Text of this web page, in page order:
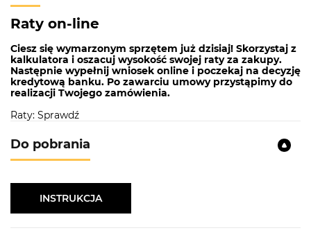
Raty on-line
Ciesz się wymarzonym sprzętem już dzisiaj! Skorzystaj z
kalkulatora i oszacuj wysokość swojej raty za zakupy.
Następnie wypełnij wniosek online i poczekaj na decyzję
kredytową banku. Po zawarciu umowy przystąpimy do
realizacji Twojego zamówienia.
Raty: Sprawdź
Do pobrania
INSTRUKCJA